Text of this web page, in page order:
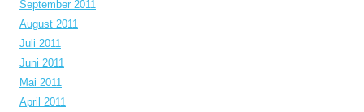
September 2011
August 2011
Juli 2011
Juni 2011
Mai 2011
April 2011